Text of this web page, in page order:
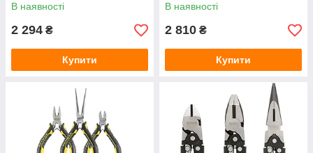
В наявності
2 294 ₴
Купити
В наявності
2 810 ₴
Купити